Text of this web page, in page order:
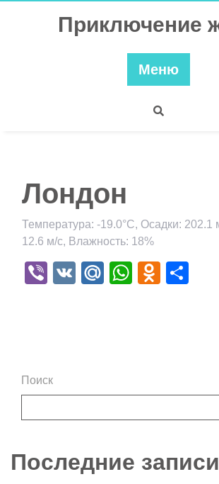
Приключение
Меню
Лондон
Температура: -19.0°C, Осадки: 202.1
12.6 м/с, Влажность: 18%
Viber
VK Mail.Ru
Поиск
Последние записи